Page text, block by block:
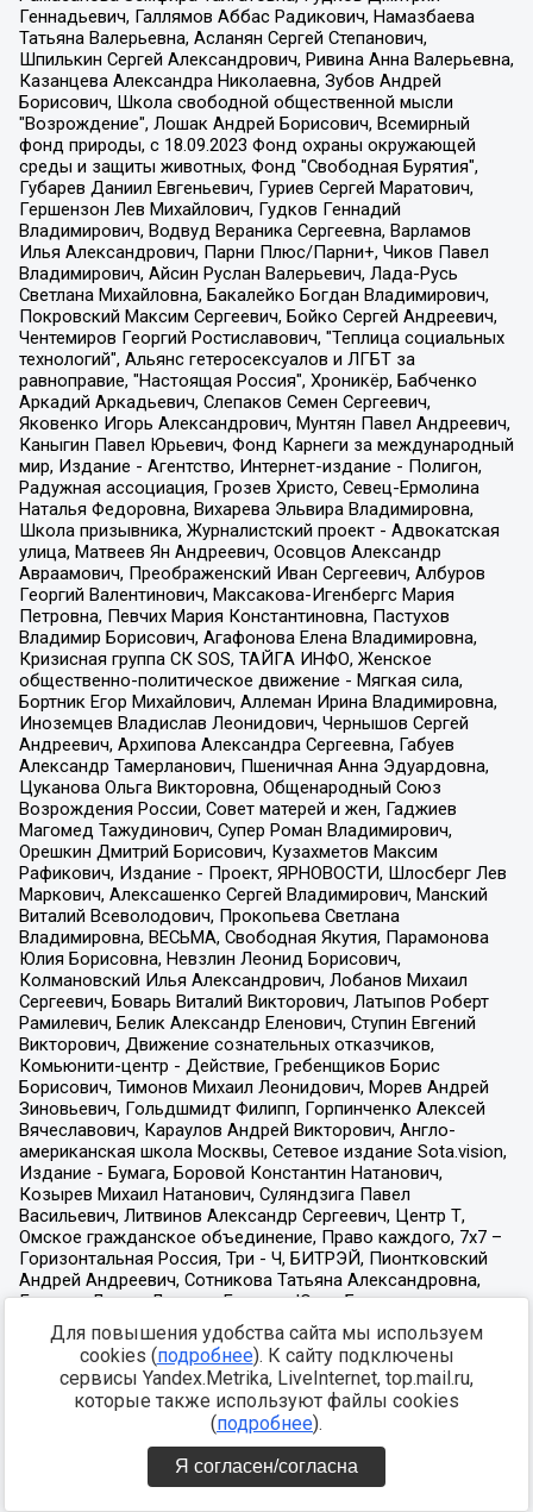
Для повышения удобства сайта мы используем
cookies (подробнее). К сайту подключены
сервисы Yandex.Metrika, LiveInternet, top.mail.ru,
которые также используют файлы cookies
(подробнее).
Я согласен/согласна